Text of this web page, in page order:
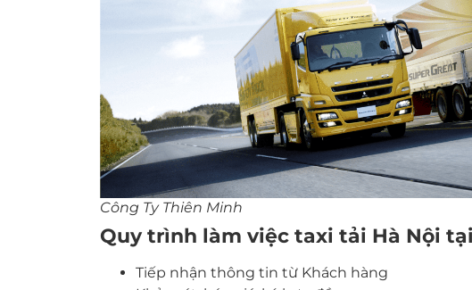
Công Ty Thiên Minh
Quy trình làm việc taxi tải Hà Nội
Tiếp nhận thông tin từ Khách hàng